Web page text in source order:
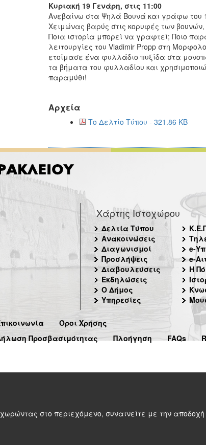
Κυριακή 19 Γενάρη, στις 11:00
Ανεβαίνω στα Ψηλά Βουνά και γράφω του
Χειμώνας βαρύς στις κορυφές των
Ποια ιστορία μπορεί να γραφτεί; Ποιο
λειτουργίες του Vladimir Propp στη
ετοίμασε ένα φυλλάδιο πυξίδα στα
τα βήματα του φυλλαδίου και
παραμύθι!
Αρχεία
Το Δελτίο Τύπου - 321.86 KB
Χάρτης Ιστοχώρου
Δελτία Τύπου
Ανακοινώσεις
Διαγωνισμοί
Προσλήψεις
Διαβουλεύσεις
Εκδηλώσεις
Ο Δήμος
Υπηρεσίες
e-
e-
Η
Όροι Χρήσης
Προσβασιμότητας
Πλοήγηση FAQs
στο περιεχόμενο, συναινείτε με την αποδοχή